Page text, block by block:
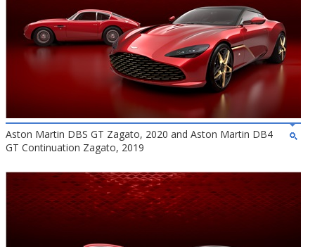
Aston Martin DBS GT Zagato, 2020 and Aston Martin DB4
GT Continuation Zagato, 2019